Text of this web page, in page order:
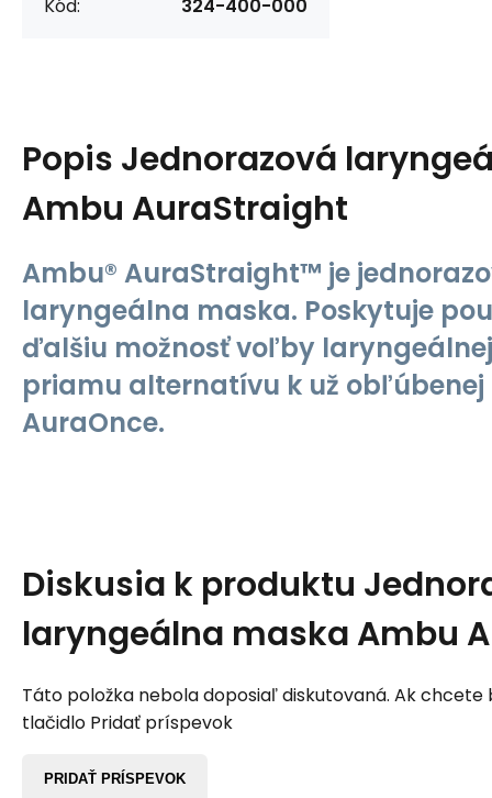
Kód: 324-400-000
Popis Jednorazová
Ambu AuraStraight
Ambu® AuraStraight™ je
laryngeálna maska. Poskytuje
ďalšiu možnosť voľby
priamu alternatívu k už obľúbenej
AuraOnce.
Diskusia k produktu
laryngeálna maska Ambu
Táto položka nebola doposiaľ diskutovaná. Ak chcete
tlačidlo Pridať príspevok
PRIDAŤ PRÍSPEVOK